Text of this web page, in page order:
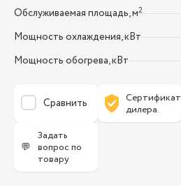
Обслуживаемая площадь, м2
Мощность охлаждения, кВт
Мощность обогрева, кВт
Сравнить
Сертификат
дилера.
💬
Задать
вопрос по
товару